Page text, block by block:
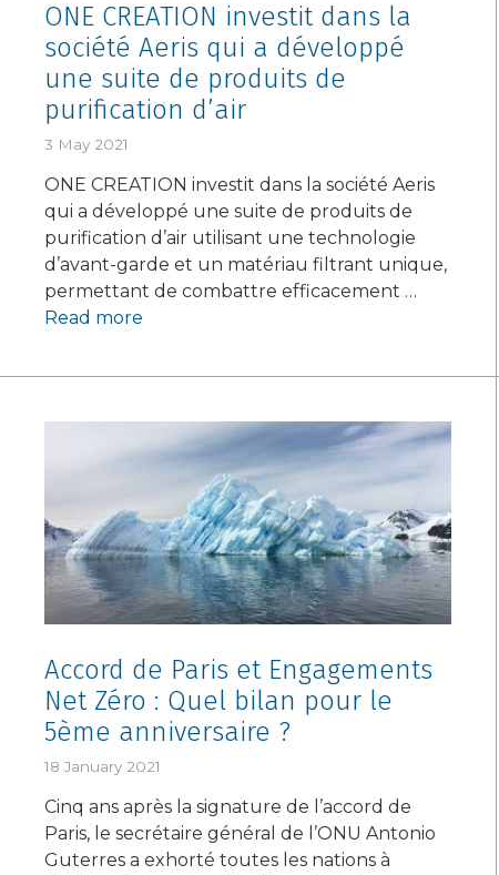
ONE CREATION investit dans la
société Aeris qui a développé
une suite de produits de
purification d’air
3 May 2021
ONE CREATION investit dans la société Aeris
qui a développé une suite de produits de
purification d’air utilisant une technologie
d’avant-garde et un matériau filtrant unique,
permettant de combattre efficacement …
Read more
Accord de Paris et Engagements
Net Zéro : Quel bilan pour le
5ème anniversaire ?
18 January 2021
Cinq ans après la signature de l’accord de
Paris, le secrétaire général de l’ONU Antonio
Guterres a exhorté toutes les nations à